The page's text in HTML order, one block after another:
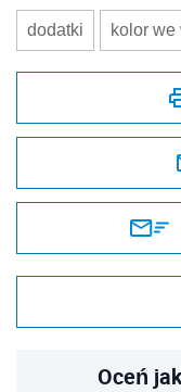
dodatki kolor we
Oceń